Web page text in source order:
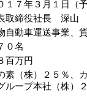
１７年３月１日（
取締役社長 深山
自動車運送事業、
０名
百万円
素（株）２５％、
ループ本社（株）